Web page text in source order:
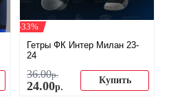
-33%
Гетры ФК Интер Милан 23-
24
36.00р.
24.00р.
Купить